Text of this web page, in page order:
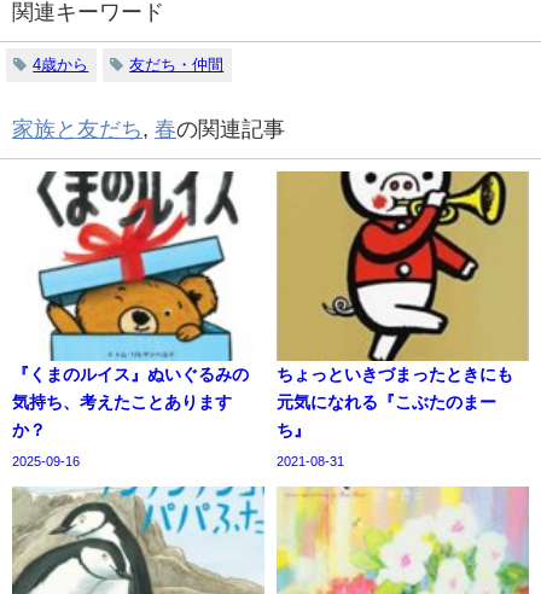
関連キーワード
4歳から 友だち・仲間
家族と友だち, 春の関連記事
『くまのルイス』ぬいぐるみの
気持ち、考えたことあります
か？
2025-09-16
ちょっといきづまったときにも
元気になれる『こぶたのまー
ち』
2021-08-31